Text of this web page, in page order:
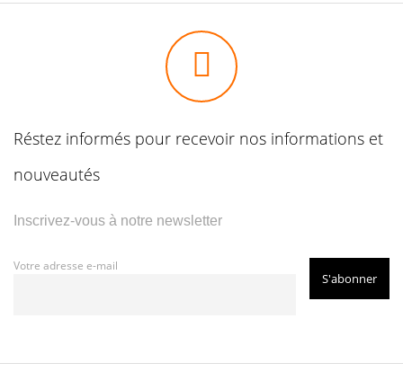
Réstez informés pour recevoir nos informations et
nouveautés
Inscrivez-vous à notre newsletter
Votre adresse e-mail